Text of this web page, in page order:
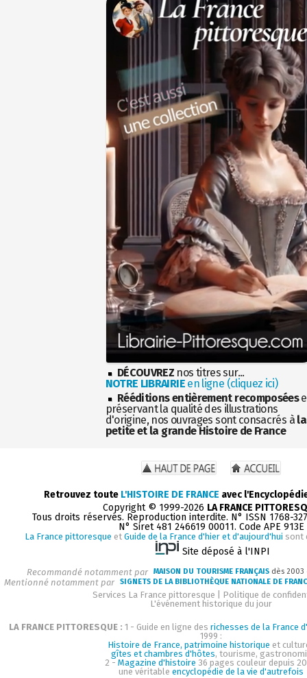
DÉCOUVREZ nos titres sur...
NOTRE LIBRAIRIEen ligne (cliquez ici)
Rééditions entièrement recomposées
préservant la qualité des illustrations
d'origine, nos ouvrages sont consacrés à la
petite et la grande Histoire de France
Retrouvez toute L'HISTOIRE DE FRANCE avec
Copyright © 1999-2026 LA FRANCE
Tous droits réservés. Reproduction interdite. N° ISSN 1768-
N° Siret 481 246619 00011. Code APE 913E
La France pittoresque et Guide de la France d'hier et d'aujourd'hui sont
Site déposé à l'INPI
Recommandé notamment par MAISON DU TOURISME FRANÇAIS dès
Mentionné notamment par SIGNETS DE LA BIBLIOTHÈQUE NATIONALE DE
Services La France pittoresque
Politique de
L'événement historique du jour
LA FRANCE PITTORESQUE : 1 - Guide en ligne des richesses de la France
1999 :
Histoire de France, patrimoine historique et
gîtes et chambres d'hôtes, tourisme,
2 - Magazine d'histoire 36 pages couleur depuis
une véritable encyclopédie de la vie d'autrefois